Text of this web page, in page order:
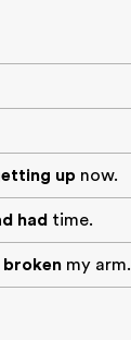
up now.
had time.
my arm.